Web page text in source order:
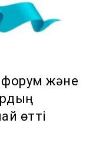
форум және
өтті